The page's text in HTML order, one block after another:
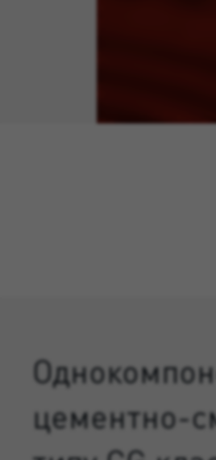
цементно-